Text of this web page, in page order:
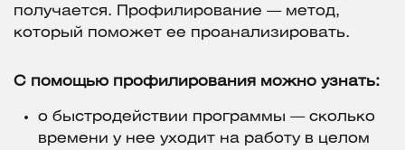
получается. Профилирование — метод,
который поможет ее проанализировать.
С помощью профилирования можно узнать:
о быстродействии программы — сколько
времени у нее уходит на работу в целом